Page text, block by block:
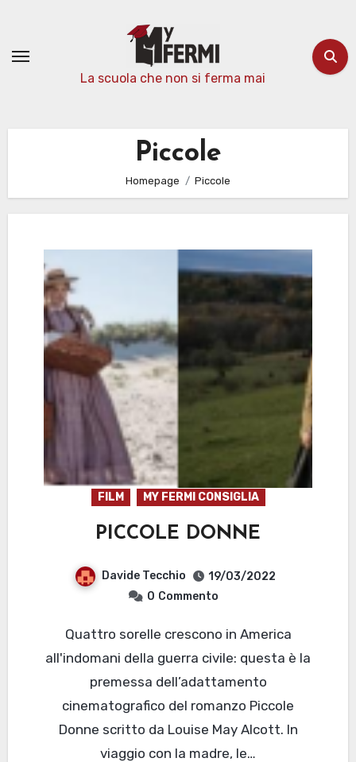
contenuto
La scuola che non si ferma mai
Piccole
Homepage Piccole
FILM MY FERMI CONSIGLIA
PICCOLE DONNE
Davide Tecchio
19/03/2022
0 Commento
Quattro sorelle crescono in America
all'indomani della guerra civile: questa è la
premessa dell’adattamento
cinematografico del romanzo Piccole
Donne scritto da Louise May Alcott. In
viaggio con la madre, le…